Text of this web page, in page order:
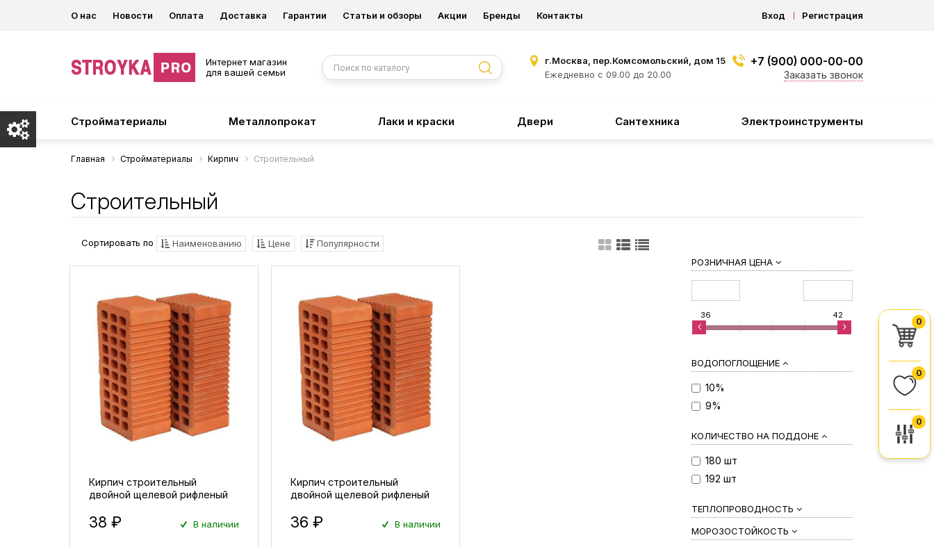
О нас Новости Оплата Доставка Гарантии Статьи и обзоры Акции Бренды Контакты Вход Регистрация
Интернет магазин
для вашей семьи
г.Москва, пер.Комсомольский, дом 15
Ежедневно с 09.00 до 20.00
+7 (900) 000-00-00
Заказать звонок
Стройматериалы Металлопрокат Лаки и краски Двери Сантехника Электроинструменты
Главная Стройматериалы Кирпич Строительный
Строительный
РОЗНИЧНАЯ ЦЕНА
36 42
ВОДОПОГЛОЩЕНИЕ
10%
9%
КОЛИЧЕСТВО НА ПОДДОНЕ
180 шт
192 шт
ТЕПЛОПРОВОДНОСТЬ
МОРОЗОСТОЙКОСТЬ
Сортировать по Наименованию Цене Популярности
Кирпич строительный
двойной щелевой рифленый
38 ₽ В наличии
Кирпич строительный
двойной щелевой рифленый
36 ₽ В наличии
0
0
0